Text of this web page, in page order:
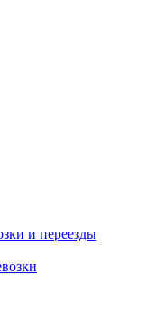
и переезды